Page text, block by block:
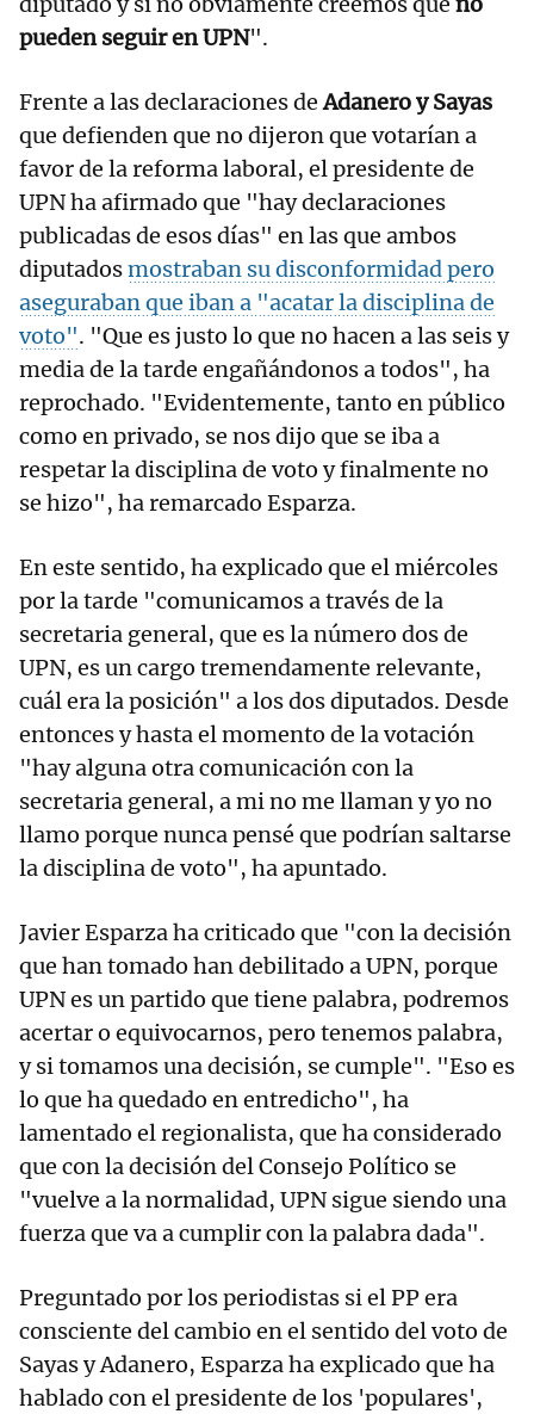
pueden seguir en UPN".
Frente a las declaraciones deAdanero y Sayas
que defienden que no dijeron que votarían a
favor de la reforma laboral, el presidente de
UPN ha afirmado que "hay declaraciones
publicadas de esos días" en las que ambos
diputadosmostraban su disconformidad pero
aseguraban que iban a "acatar la disciplina de
voto". "Que es justo lo que no hacen a las seis y
media de la tarde engañándonos a todos", ha
reprochado. "Evidentemente, tanto en público
como en privado, se nos dijo que se iba a
respetar la disciplina de voto y finalmente no
se hizo", ha remarcado Esparza.
En este sentido, ha explicado que el miércoles
por la tarde "comunicamos a través de la
secretaria general, que es la número dos de
UPN, es un cargo tremendamente relevante,
cuál era la posición" a los dos diputados. Desde
entonces y hasta el momento de la votación
"hay alguna otra comunicación con la
secretaria general, a mi no me llaman y yo no
llamo porque nunca pensé que podrían saltarse
la disciplina de voto", ha apuntado.
Javier Esparza ha criticado que "con la decisión
que han tomado han debilitado a UPN, porque
UPN es un partido que tiene palabra, podremos
acertar o equivocarnos, pero tenemos palabra,
y si tomamos una decisión, se cumple". "Eso es
lo que ha quedado en entredicho", ha
lamentado el regionalista, que ha considerado
que con la decisión del Consejo Político se
"vuelve a la normalidad, UPN sigue siendo una
fuerza que va a cumplir con la palabra dada".
Preguntado por los periodistas si el PP era
consciente del cambio en el sentido del voto de
Sayas y Adanero, Esparza ha explicado que ha
hablado con el presidente de los 'populares',